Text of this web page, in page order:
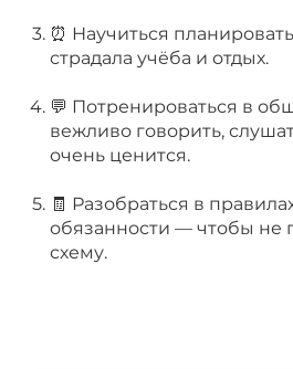
⏰ Научиться
страдала учёба и отдых.
💬 Потренироваться в
вежливо говорить,
очень ценится.
🧾 Разобраться в
обязанности — чтобы не
схему.